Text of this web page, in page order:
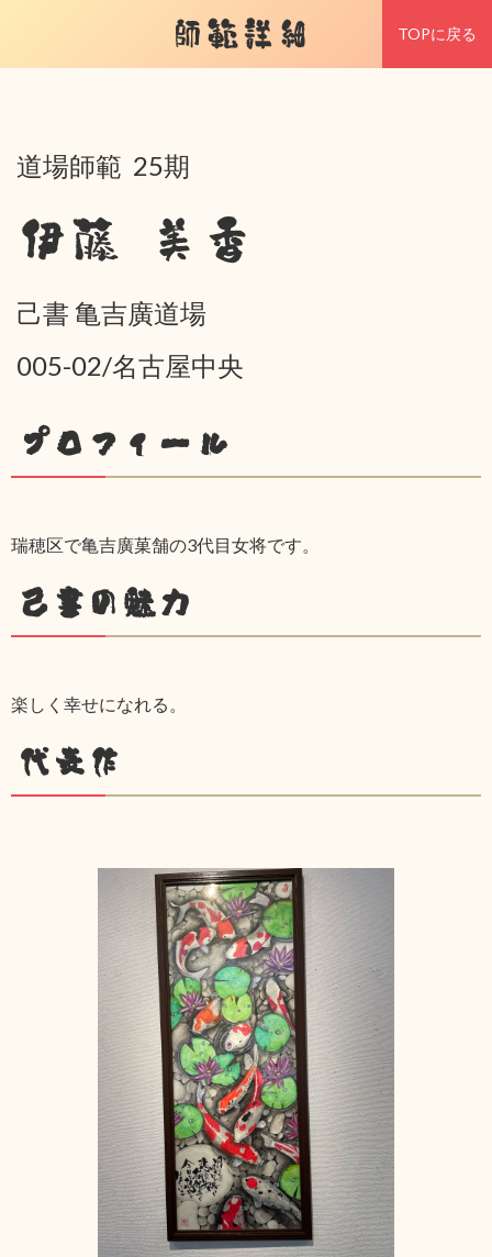
師範詳細 TOPに戻る
道場師範 25期
伊藤 美香
己書 亀吉廣道場
005-02/名古屋中央
プロフィール
瑞穂区で亀吉廣菓舗の3代目女将です。
己書の魅力
楽しく幸せになれる。
代表作